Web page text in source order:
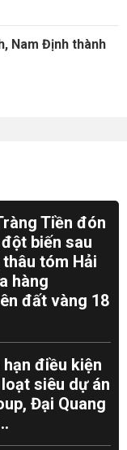
Nam Định thành
Tiền đón
biến sau
tóm Hải
hàng
đất vàng 18
hạn điều kiện
siêu dự án
Đại Quang